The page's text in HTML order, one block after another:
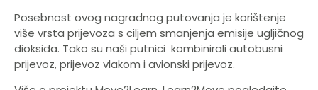
Posebnost ovog nagradnog putovanja je korištenje
više vrsta prijevoza s ciljem smanjenja emisije ugljičnog
dioksida. Tako su naši putnici kombinirali autobusni
prijevoz, prijevoz vlakom i avionski prijevoz.